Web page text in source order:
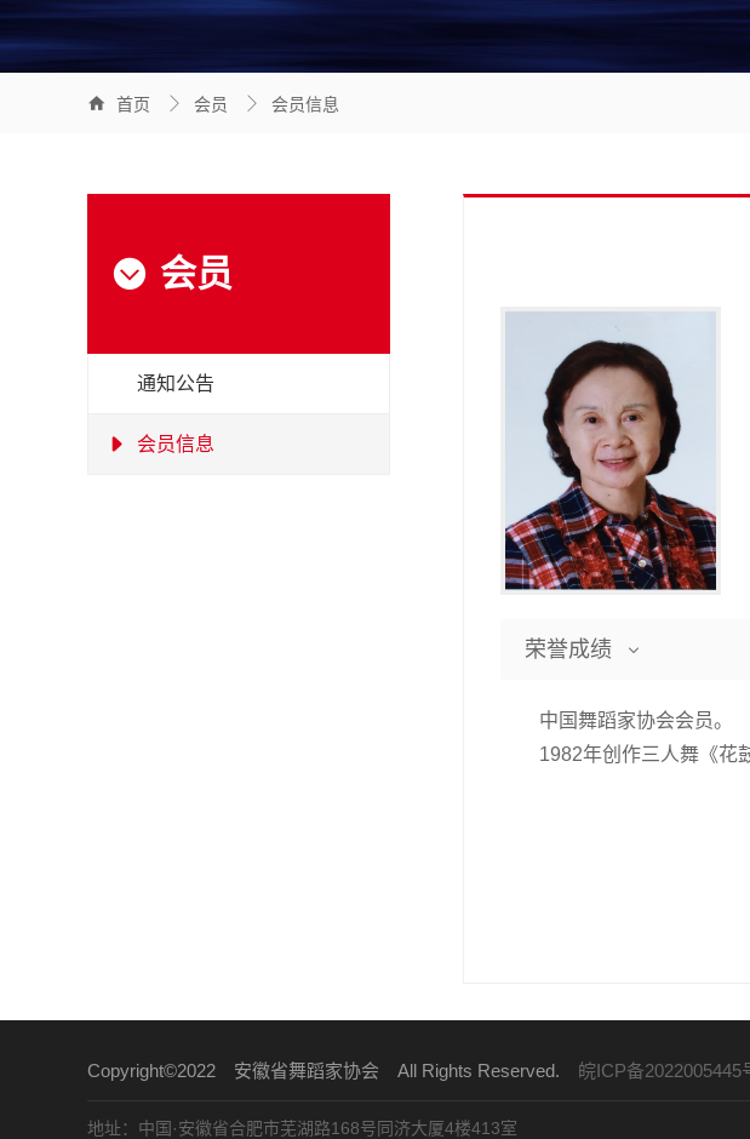
 首页  会员  会员信息
 会员
通知公告
 会员信息
荣誉成绩 
中国舞蹈家协会会员。
1982年创作三人舞《花鼓
Copyright©2022 安徽省舞蹈家协会 All Rights Reserved. 皖ICP备2022005445
地址：中国·安徽省合肥市芜湖路168号同济大厦4楼413室